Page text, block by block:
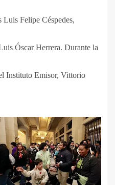
Felipe Céspedes,
Óscar Herrera. Durante la
Instituto Emisor, Vittorio